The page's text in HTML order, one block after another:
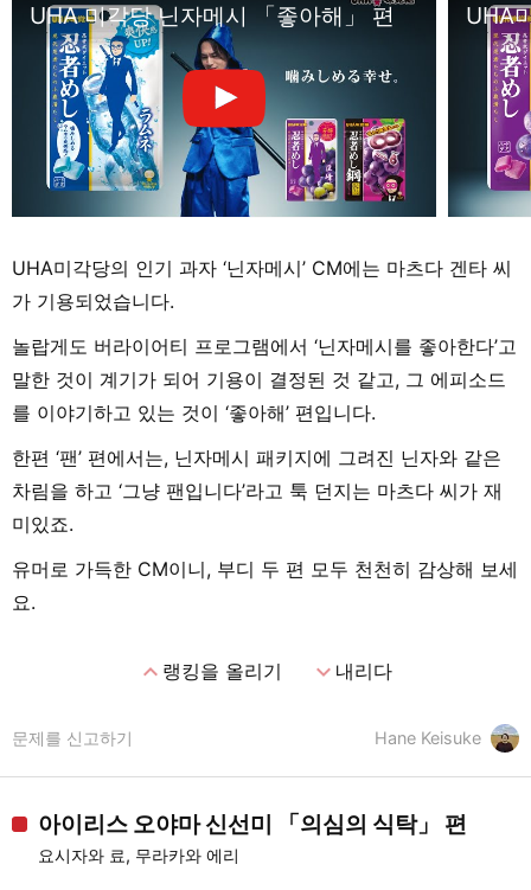
UHA 미각당 닌자메시 「좋아해」 편 UHA
UHA미각당의 인기 과자 ‘닌자메시’ CM에는 마츠다 겐타 씨
가 기용되었습니다.
놀랍게도 버라이어티 프로그램에서 ‘닌자메시를 좋아한다’고
말한 것이 계기가 되어 기용이 결정된 것 같고, 그 에피소드
를 이야기하고 있는 것이 ‘좋아해’ 편입니다.
한편 ‘팬’ 편에서는, 닌자메시 패키지에 그려진 닌자와 같은
차림을 하고 ‘그냥 팬입니다’라고 툭 던지는 마츠다 씨가 재
미있죠.
유머로 가득한 CM이니, 부디 두 편 모두 천천히 감상해 보세
요.
expand_less랭킹을 올리기 expand_more내리다
Hane Keisuke
문제를 신고하기
아이리스 오야마 신선미 「의심의 식탁」 편
요시자와 료, 무라카와 에리